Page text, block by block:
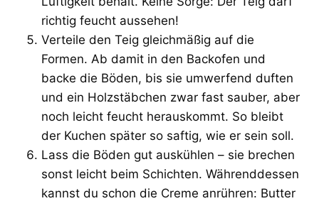
richtig feucht aussehen!
Verteile den Teig gleichmäßig auf die
Formen. Ab damit in den Backofen und
backe die Böden, bis sie umwerfend duften
und ein Holzstäbchen zwar fast sauber, aber
noch leicht feucht herauskommt. So bleibt
der Kuchen später so saftig, wie er sein soll.
Lass die Böden gut auskühlen – sie brechen
sonst leicht beim Schichten. Währenddessen
kannst du schon die Creme anrühren: Butter